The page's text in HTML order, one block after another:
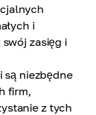
i
zasięg i
niezbędne
firm,
z tych